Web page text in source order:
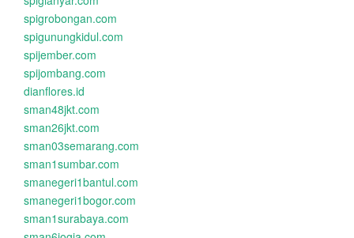
spigrobongan.com
spigunungkidul.com
spijember.com
spijombang.com
dianflores.id
sman48jkt.com
sman26jkt.com
sman03semarang.com
sman1sumbar.com
smanegeri1bantul.com
smanegeri1bogor.com
sman1surabaya.com